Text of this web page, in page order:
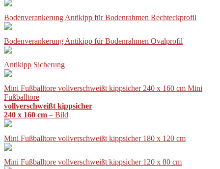
Bodenverankerung Antikipp für Bodenrahmen Rechteckprofil
Bodenverankerung Antikipp für Bodenrahmen Ovalprofil
Antikipp Sicherung
Mini Fußballtore vollverschweißt kippsicher 240 x 160 cm Mini
Fußballtore
vollverschweißt kippsicher
240 x 160 cm – Bild
Mini Fußballtore vollverschweißt kippsicher 180 x 120 cm
Mini Fußballtore vollverschweißt kippsicher 120 x 80 cm